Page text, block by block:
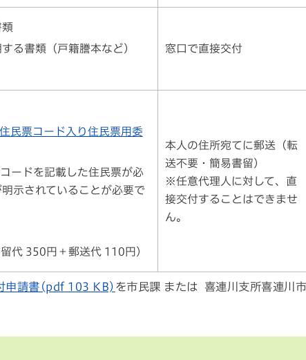
る書類（戸籍謄本など）
窓口で直接交付
民票コード入り住民票用委
ードを記載した住民票が必
示されていることが必要で
代 350円＋郵送代 110円）
本人の住所宛てに郵送（転
送不要・簡易書留）
※任意代理人に対して、直
接交付することはできませ
ん。
申請書(pdf 103 KB) を市民課 または 喜連川支所喜連川